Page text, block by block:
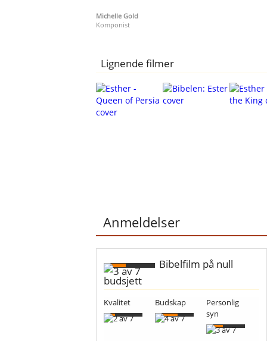
Michelle Gold
Komponist
Lignende filmer
Anmeldelser
Bibelfilm på null
budsjett
Kvalitet Budskap
Personlig
syn